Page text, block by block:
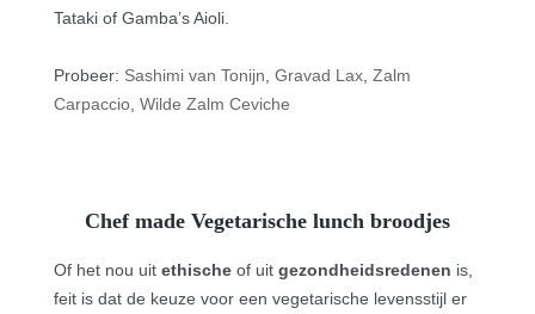
Tataki of Gamba’s Aioli.
Probeer: Sashimi van Tonijn Gravad Lax Zalm
Carpaccio Wilde Zalm Ceviche
Chef made Vegetarische lunch broodjes
Of het nou uit ethische of uit gezondheidsredenen is,
feit is dat de keuze voor een vegetarische levensstijl er